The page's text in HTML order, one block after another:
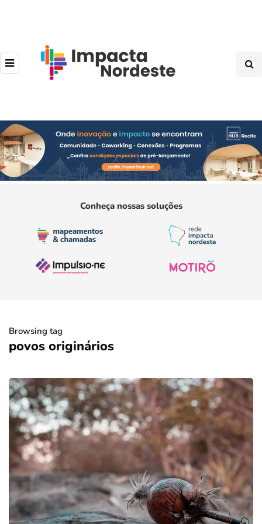
Conheça nossas soluções
Browsing tag
povos originários